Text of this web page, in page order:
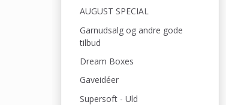
AUGUST SPECIAL
Garnudsalg og andre gode
tilbud
Dream Boxes
Gaveidéer
Supersoft - Uld